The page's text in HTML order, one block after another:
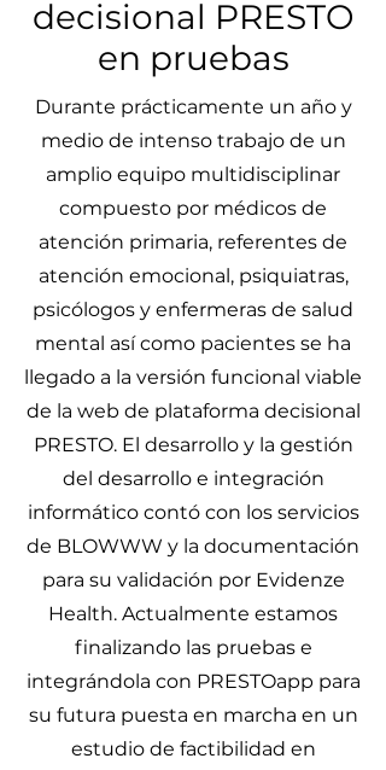
decisional PRESTO
en pruebas
Durante prácticamente un año y
medio de intenso trabajo de un
amplio equipo multidisciplinar
compuesto por médicos de
atención primaria, referentes de
atención emocional, psiquiatras,
psicólogos y enfermeras de salud
mental así como pacientes se ha
llegado a la versión funcional viable
de la web de plataforma decisional
PRESTO. El desarrollo y la gestión
del desarrollo e integración
informático contó con los servicios
de BLOWWW y la documentación
para su validación por Evidenze
Health. Actualmente estamos
finalizando las pruebas e
integrándola con PRESTOapp para
su futura puesta en marcha en un
estudio de factibilidad en